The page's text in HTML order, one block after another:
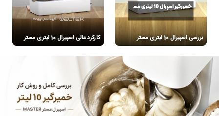
بررسی اسپیرال 10 لیتری مستر کارکرد عالی اسپیرال 10 لیتری مستر